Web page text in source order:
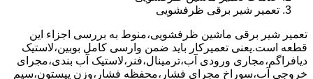
تعمیر شیر برقی ظرفشویی
تعمیر شیر برقی ماشین ظرفشویی،منوط به بررسی اجزاء این
قطعه است.یعنی تعمیرکار باید ضمن وارسی کامل بوبین،لاستیک
دیافراگم،مجاری ورودی آب،ترمینال،فنر،لاستیک آب بندی،مجرای
خروجی آب،سوراخ مجرای فشار،محفظه فشار،وزن پیستون،سیم